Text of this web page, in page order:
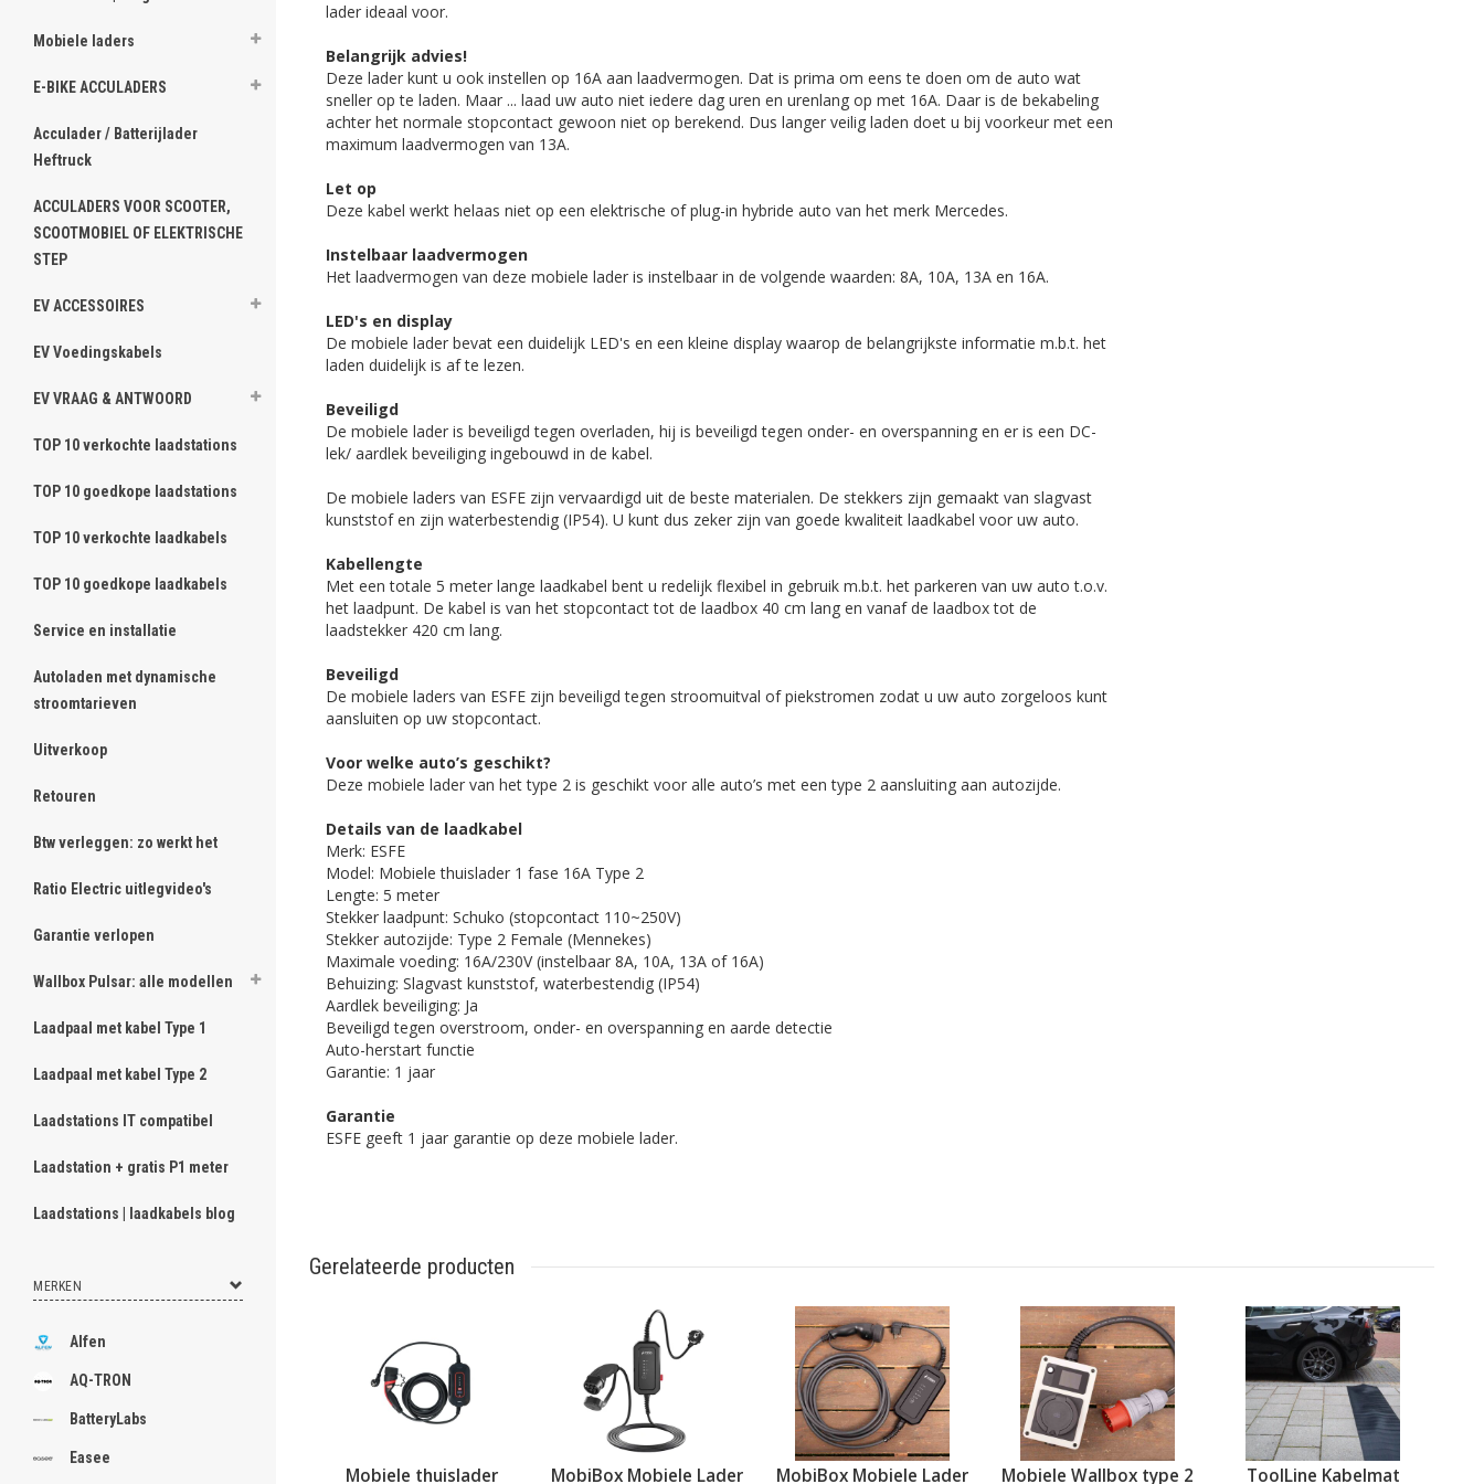
Mobiele laders
E-BIKE ACCULADERS
Acculader / Batterijlader
Heftruck
ACCULADERS VOOR SCOOTER,
SCOOTMOBIEL OF ELEKTRISCHE
STEP
EV ACCESSOIRES
EV Voedingskabels
EV VRAAG & ANTWOORD
TOP 10 verkochte laadstations
TOP 10 goedkope laadstations
TOP 10 verkochte laadkabels
TOP 10 goedkope laadkabels
Service en installatie
Autoladen met dynamische
stroomtarieven
Uitverkoop
Retouren
Btw verleggen: zo werkt het
Ratio Electric uitlegvideo's
Garantie verlopen
Wallbox Pulsar: alle modellen
Laadpaal met kabel Type 1
Laadpaal met kabel Type 2
Laadstations IT compatibel
Laadstation + gratis P1 meter
Laadstations | laadkabels blog
MERKEN
Alfen
AQ-TRON
BatteryLabs
Easee
lader ideaal voor.
Belangrijk advies!
Deze lader kunt u ook instellen op 16A aan laadvermogen. Dat is prima om eens te doen om de auto wat
sneller op te laden. Maar ... laad uw auto niet iedere dag uren en urenlang op met 16A. Daar is de bekabeling
achter het normale stopcontact gewoon niet op berekend. Dus langer veilig laden doet u bij voorkeur met een
maximum laadvermogen van 13A.
Let op
Deze kabel werkt helaas niet op een elektrische of plug-in hybride auto van het merk Mercedes.
Instelbaar laadvermogen
Het laadvermogen van deze mobiele lader is instelbaar in de volgende waarden: 8A, 10A, 13A en 16A.
LED's en display
De mobiele lader bevat een duidelijk LED's en een kleine display waarop de belangrijkste informatie m.b.t. het
laden duidelijk is af te lezen.
Beveiligd
De mobiele lader is beveiligd tegen overladen, hij is beveiligd tegen onder- en overspanning en er is een DC-
lek/ aardlek beveiliging ingebouwd in de kabel.
De mobiele laders van ESFE zijn vervaardigd uit de beste materialen. De stekkers zijn gemaakt van slagvast
kunststof en zijn waterbestendig (IP54). U kunt dus zeker zijn van goede kwaliteit laadkabel voor uw auto.
Kabellengte
Met een totale 5 meter lange laadkabel bent u redelijk flexibel in gebruik m.b.t. het parkeren van uw auto t.o.v.
het laadpunt. De kabel is van het stopcontact tot de laadbox 40 cm lang en vanaf de laadbox tot de
laadstekker 420 cm lang.
Beveiligd
De mobiele laders van ESFE zijn beveiligd tegen stroomuitval of piekstromen zodat u uw auto zorgeloos kunt
aansluiten op uw stopcontact.
Voor welke auto’s geschikt?
Deze mobiele lader van het type 2 is geschikt voor alle auto’s met een type 2 aansluiting aan autozijde.
Details van de laadkabel
Merk: ESFE
Model: Mobiele thuislader 1 fase 16A Type 2
Lengte: 5 meter
Stekker laadpunt: Schuko (stopcontact 110~250V)
Stekker autozijde: Type 2 Female (Mennekes)
Maximale voeding: 16A/230V (instelbaar 8A, 10A, 13A of 16A)
Behuizing: Slagvast kunststof, waterbestendig (IP54)
Aardlek beveiliging: Ja
Beveiligd tegen overstroom, onder- en overspanning en aarde detectie
Auto-herstart functie
Garantie: 1 jaar
Garantie
ESFE geeft 1 jaar garantie op deze mobiele lader.
Gerelateerde producten
Mobiele thuislader
MobiBox Mobiele Lader
MobiBox Mobiele Lader
Mobiele Wallbox type 2
ToolLine Kabelmat